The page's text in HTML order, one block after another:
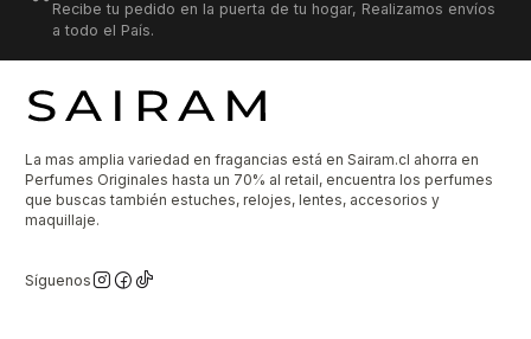
Recibe tu pedido en la puerta de tu hogar, Realizamos envíos
a todo el País.
La mas amplia variedad en fragancias está en Sairam.cl ahorra en
Perfumes Originales hasta un 70% al retail, encuentra los perfumes
que buscas también estuches, relojes, lentes, accesorios y
maquillaje.
Síguenos